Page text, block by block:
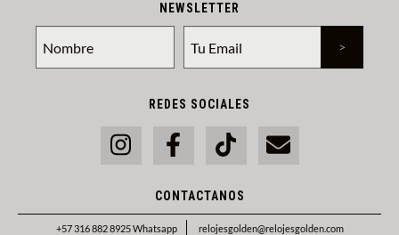
NEWSLETTER
REDES SOCIALES
CONTACTANOS
+57 316 882 8925 Whatsapp relojesgolden@relojesgolden.com